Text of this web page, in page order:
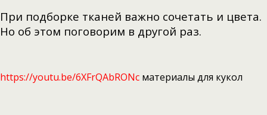
При подборке тканей важно сочетать и цвета.
Но об этом поговорим в другой раз.
https://youtu.be/6XFrQAbRONc материалы для кукол